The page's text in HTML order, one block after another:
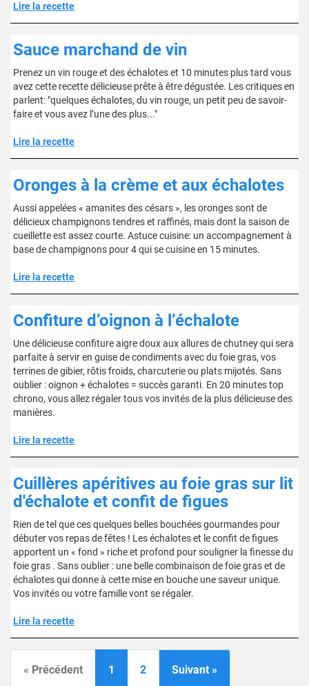
Lire la recette
Sauce marchand de vin
Prenez un vin rouge et des échalotes et 10 minutes plus tard vous
avez cette recette délicieuse prête à être dégustée. Les critiques en
parlent: "quelques échalotes, du vin rouge, un petit peu de savoir-
faire et vous avez l’une des plus..."
Lire la recette
Oronges à la crème et aux échalotes
Aussi appelées « amanites des césars », les oronges sont de
délicieux champignons tendres et raffinés, mais dont la saison de
cueillette est assez courte. Astuce cuisine: un accompagnement à
base de champignons pour 4 qui se cuisine en 15 minutes.
Lire la recette
Confiture d’oignon à l’échalote
Une délicieuse confiture aigre doux aux allures de chutney qui sera
parfaite à servir en guise de condiments avec du foie gras, vos
terrines de gibier, rôtis froids, charcuterie ou plats mijotés. Sans
oublier : oignon + échalotes = succès garanti. En 20 minutes top
chrono, vous allez régaler tous vos invités de la plus délicieuse des
manières.
Lire la recette
Cuillères apéritives au foie gras sur lit
d'échalote et confit de figues
Rien de tel que ces quelques belles bouchées gourmandes pour
débuter vos repas de fêtes ! Les échalotes et le confit de figues
apportent un « fond » riche et profond pour souligner la finesse du
foie gras . Sans oublier : une belle combinaison de foie gras et de
échalotes qui donne à cette mise en bouche une saveur unique.
Vos invités ou votre famille vont se régaler.
Lire la recette
« Précédent 1 2 Suivant »